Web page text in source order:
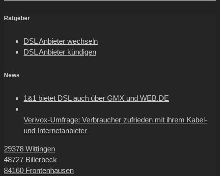
Ratgeber
DSL Anbieter wechseln
DSL Anbieter kündigen
News
1&1 bietet DSL auch über GMX und WEB.DE
Verivox-Umfrage: Verbraucher zufrieden mit ihrem Kabel-
und Internetanbieter
29378 Wittingen
48727 Billerbeck
84160 Frontenhausen